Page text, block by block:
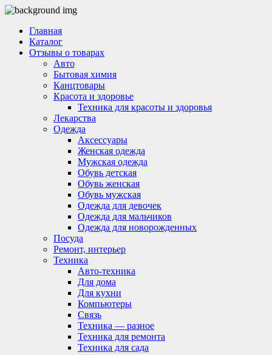
Главная
Каталог
Отзывы о товарах
Авто
Бытовая химия
Канцтовары
Красота и здоровье
Техника для красоты и здоровья
Лекарства
Одежда
Аксессуары
Женская одежда
Мужская одежда
Обувь детская
Обувь женская
Обувь мужская
Одежда для девочек
Одежда для мальчиков
Одежда для новорожденных
Посуда
Ремонт, интерьер
Техника
Авто-техника
Для дома
Для кухни
Компьютеры
Связь
Техника — разное
Техника для ремонта
Техника для сада